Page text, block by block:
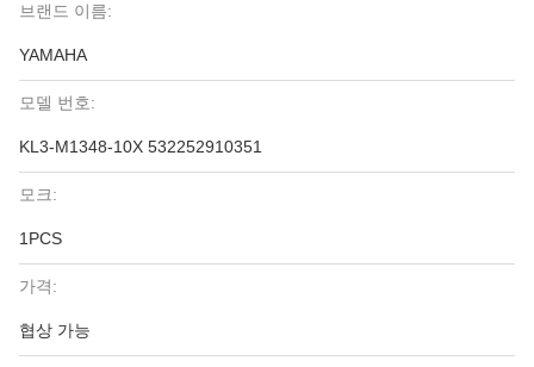
브랜드 이름:
YAMAHA
모델 번호:
KL3-M1348-10X 532252910351
모크:
1PCS
가격:
협상 가능